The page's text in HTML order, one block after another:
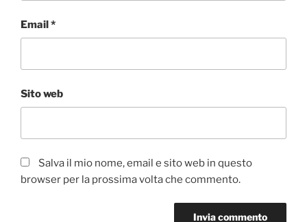
Email*
Sito web
Salva il mio nome, email e sito web in questo
browser per la prossima volta che commento.